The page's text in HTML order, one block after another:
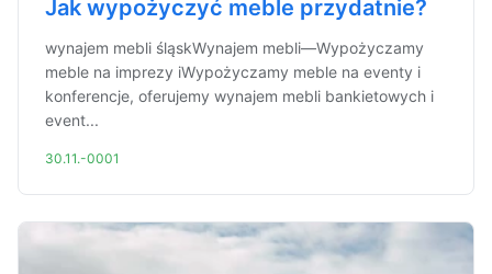
Jak wypożyczyć meble przydatnie?
wynajem mebli śląskWynajem mebli—Wypożyczamy
meble na imprezy iWypożyczamy meble na eventy i
konferencje, oferujemy wynajem mebli bankietowych i
event...
30.11.-0001